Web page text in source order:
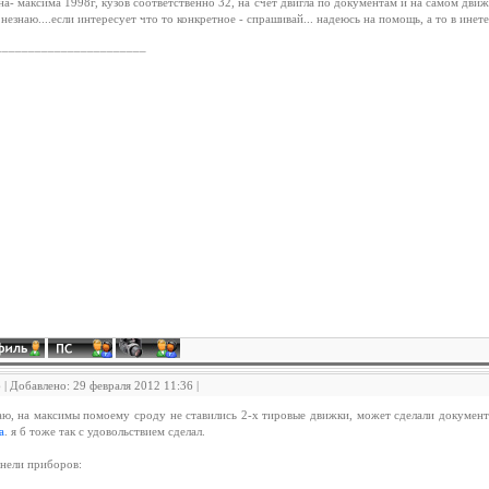
максима 1998г, кузов соответственно 32, на счет двигла по документам и на самом
интересует что то конкретное - спрашивай... надеюсь на помощь, а то в
Добавлено: 29 февраля 2012 11:36 |
на максимы помоему сроду не ставились 2-х тировые движки, может сделали
. я б тоже так с удовольствием сделал.
приборов: